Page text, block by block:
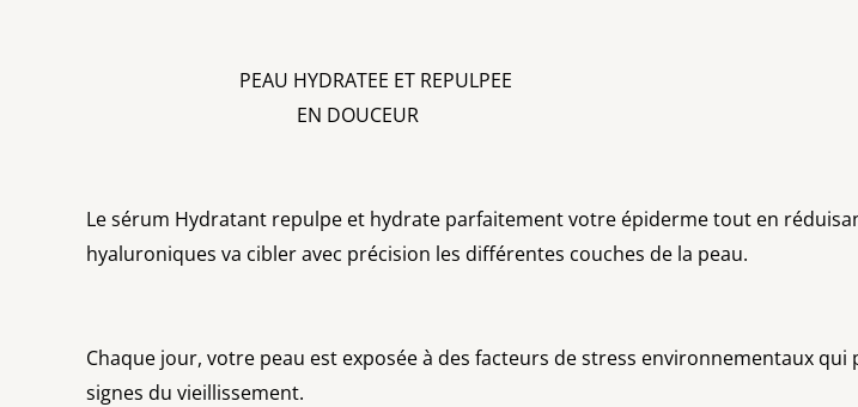
PEAU HYDRATEE ET REPULPEE
EN DOUCEUR
Le sérum Hydratant repulpe et hydrate parfaitement votre épiderme tout en
hyaluroniques va cibler avec précision les différentes couches de la peau.
Chaque jour, votre peau est exposée à des facteurs de stress environnementaux
signes du vieillissement.